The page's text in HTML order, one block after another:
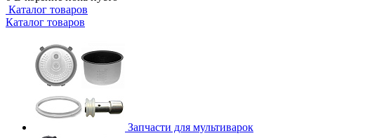
Каталог товаров
Каталог товаров
Запчасти для мультиварок